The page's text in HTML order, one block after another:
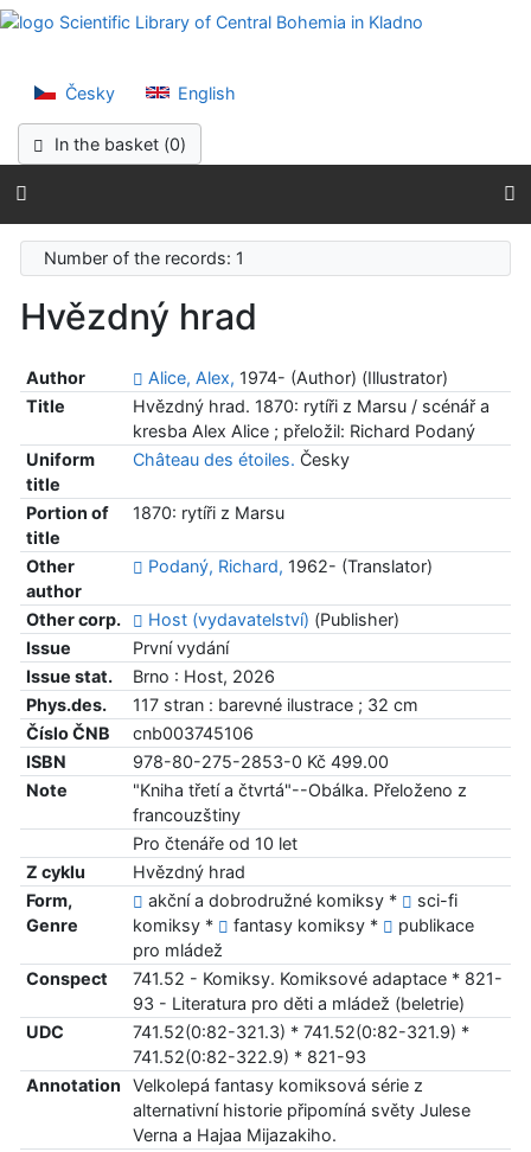
Go to content
Go to menu
Česky English
In the basket (0)
Number of the records: 1
Hvězdný hrad
Author Alice, Alex, 1974- (Author) (Illustrator)
Title
Hvězdný hrad. 1870: rytíři z Marsu / scénář a
kresba Alex Alice ; přeložil: Richard Podaný
Uniform
title
Château des étoiles. Česky
Portion of
title
1870: rytíři z Marsu
Other
author
Podaný, Richard, 1962- (Translator)
Other corp. Host (vydavatelství) (Publisher)
Issue
První vydání
Issue stat.
Brno : Host, 2026
Phys.des.
117 stran : barevné ilustrace ; 32 cm
Číslo ČNB
cnb003745106
ISBN
978-80-275-2853-0 Kč 499.00
Note
"Kniha třetí a čtvrtá"--Obálka. Přeloženo z
francouzštiny
Pro čtenáře od 10 let
Z cyklu
Hvězdný hrad
Form,
Genre
akční a dobrodružné komiksy *
sci-fi
komiksy *
fantasy komiksy *
publikace
pro mládež
Conspect
741.52 - Komiksy. Komiksové adaptace * 821-
93 - Literatura pro děti a mládež (beletrie)
UDC
741.52(0:82-321.3) * 741.52(0:82-321.9) *
741.52(0:82-322.9) * 821-93
Annotation
Velkolepá fantasy komiksová série z
alternativní historie připomíná světy Julese
Verna a Hajaa Mijazakiho.